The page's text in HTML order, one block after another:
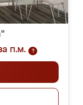
п.м.
?